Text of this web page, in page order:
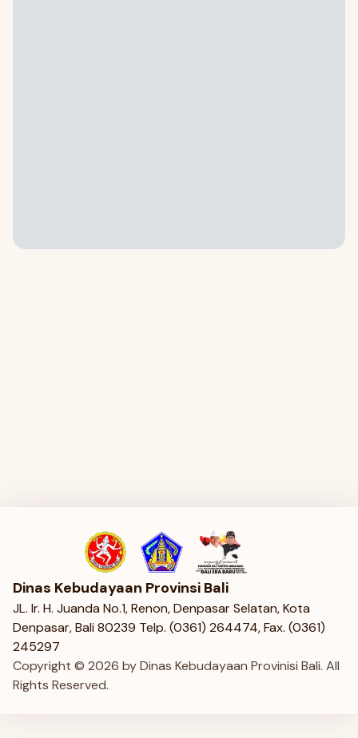
Dinas Kebudayaan Provinsi Bali
JL. Ir. H. Juanda No.1, Renon, Denpasar Selatan, Kota
Denpasar, Bali 80239 Telp. (0361) 264474, Fax. (0361)
245297
Copyright © 2026 by Dinas Kebudayaan Provinisi Bali. All
Rights Reserved.